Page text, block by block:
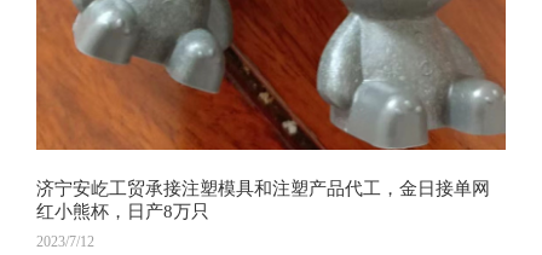
济宁安屹工贸承接注塑模具和注塑产品代工，金日接单网
红小熊杯，日产8万只
2023/7/12